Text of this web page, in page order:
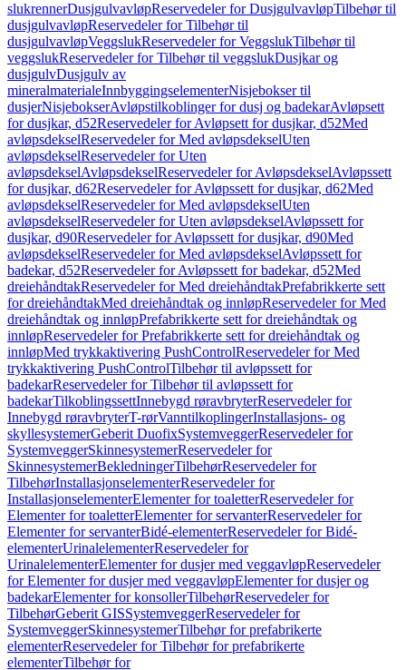
slukrennerDusjgulvavløpReservedeler for DusjgulvavløpTilbehør til
dusjgulvavløpReservedeler for Tilbehør til
dusjgulvavløpVeggslukReservedeler for VeggslukTilbehør til
veggslukReservedeler for Tilbehør til veggslukDusjkar og
dusjgulvDusjgulv av
mineralmaterialeInnbyggingselementerNisjebokser til
dusjerNisjebokserAvløpstilkoblinger for dusj og badekarAvløpsett
for dusjkar, d52Reservedeler for Avløpsett for dusjkar, d52Med
avløpsdekselReservedeler for Med avløpsdekselUten
avløpsdekselReservedeler for Uten
avløpsdekselAvløpsdekselReservedeler for AvløpsdekselAvløpssett
for dusjkar, d62Reservedeler for Avløpssett for dusjkar, d62Med
avløpsdekselReservedeler for Med avløpsdekselUten
avløpsdekselReservedeler for Uten avløpsdekselAvløpssett for
dusjkar, d90Reservedeler for Avløpssett for dusjkar, d90Med
avløpsdekselReservedeler for Med avløpsdekselAvløpssett for
badekar, d52Reservedeler for Avløpssett for badekar, d52Med
dreiehåndtakReservedeler for Med dreiehåndtakPrefabrikkerte sett
for dreiehåndtakMed dreiehåndtak og innløpReservedeler for Med
dreiehåndtak og innløpPrefabrikkerte sett for dreiehåndtak og
innløpReservedeler for Prefabrikkerte sett for dreiehåndtak og
innløpMed trykkaktivering PushControlReservedeler for Med
trykkaktivering PushControlTilbehør til avløpssett for
badekarReservedeler for Tilbehør til avløpssett for
badekarTilkoblingssettInnebygd røravbryterReservedeler for
Innebygd røravbryterT-rørVanntilkoplingerInstallasjons- og
skyllesystemerGeberit DuofixSystemveggerReservedeler for
SystemveggerSkinnesystemerReservedeler for
SkinnesystemerBekledningerTilbehørReservedeler for
TilbehørInstallasjonselementerReservedeler for
InstallasjonselementerElementer for toaletterReservedeler for
Elementer for toaletterElementer for servanterReservedeler for
Elementer for servanterBidé-elementerReservedeler for Bidé-
elementerUrinalelementerReservedeler for
UrinalelementerElementer for dusjer med veggavløpReservedeler
for Elementer for dusjer med veggavløpElementer for dusjer og
badekarElementer for konsollerTilbehørReservedeler for
TilbehørGeberit GISSystemveggerReservedeler for
SystemveggerSkinnesystemerTilbehør for prefabrikerte
elementerReservedeler for Tilbehør for prefabrikerte
elementerTilbehør for